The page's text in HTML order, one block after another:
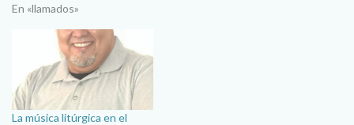
En «llamados»
La música litúrgica en el